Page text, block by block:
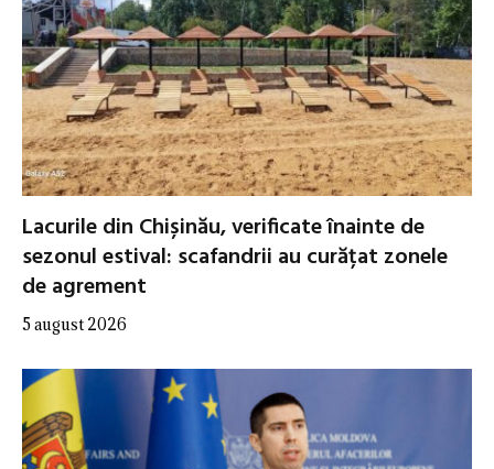
Lacurile din Chișinău, verificate înainte de
sezonul estival: scafandrii au curățat zonele
de agrement
5 august 2026